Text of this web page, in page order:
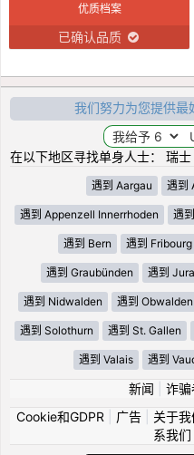
优质档案
已确认品质
我们努力为您提供最
在以下地区寻找单身人士： 瑞士
遇到 Aargau 遇到
遇到 Appenzell Innerrhoden 遇
遇到 Bern 遇到 Fribourg
遇到 Graubünden 遇到 Jura
遇到 Nidwalden 遇到 Obwalden
遇到 Solothurn 遇到 St. Gallen
遇到 Valais 遇到
新闻 诈骗
Cookie和GDPR
广告| 关于我
系我们